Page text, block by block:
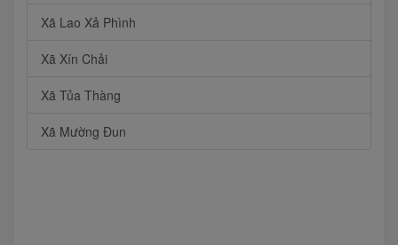
Xã Lao Xả Phình
Xã Xín Chải
Xã Tủa Thàng
Xã Mường Đun